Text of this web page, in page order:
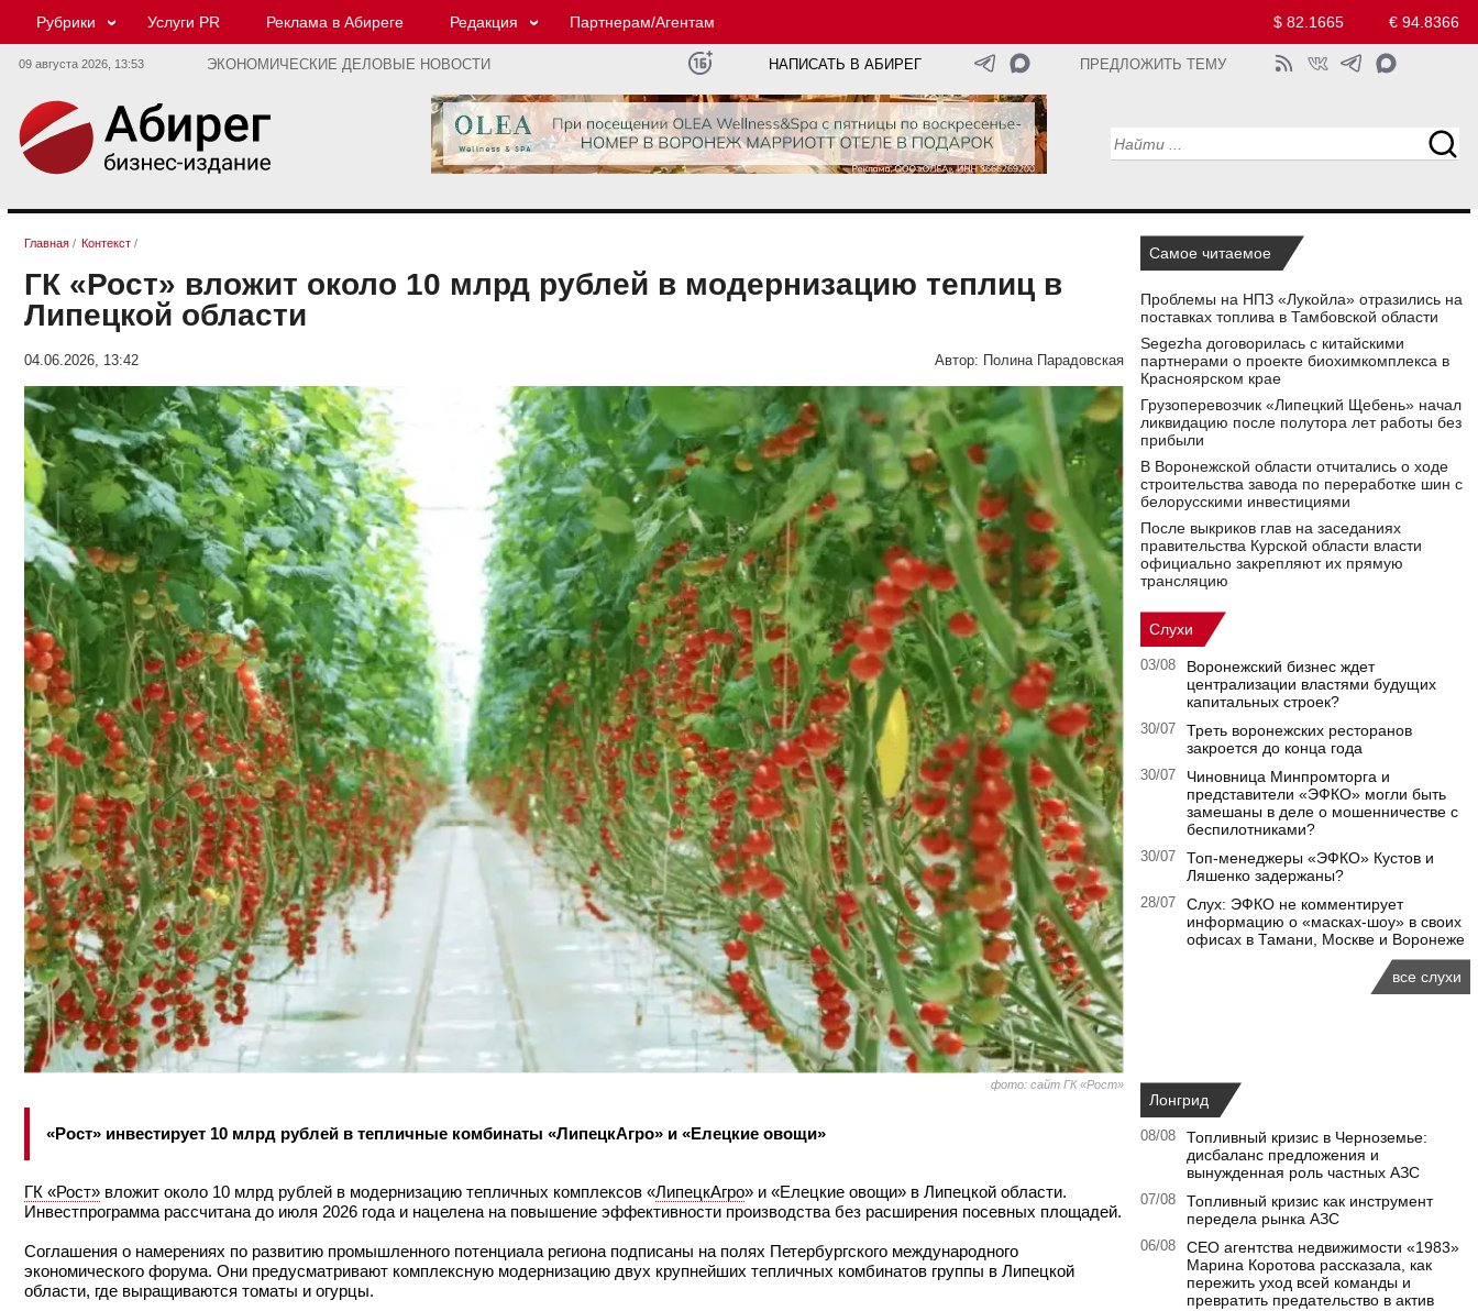
Рубрики Услуги PR Реклама в Абиреге Редакция Партнерам/Агентам $ 82.1665 € 94.8366
09 августа 2026, 13:53 ЭКОНОМИЧЕСКИЕ ДЕЛОВЫЕ НОВОСТИ НАПИСАТЬ В АБИРЕГ ПРЕДЛОЖИТЬ ТЕМУ
Главная / Контекст /
ГК «Рост» вложит около 10 млрд рублей в модернизацию теплиц в
Липецкой области
04.06.2026, 13:42 Автор: Полина Парадовская
фото: сайт ГК «Рост»
«Рост» инвестирует 10 млрд рублей в тепличные комбинаты «ЛипецкАгро» и «Елецкие овощи»
ГК «Рост» вложит около 10 млрд рублей в модернизацию тепличных комплексов «ЛипецкАгро» и «Елецкие овощи» в Липецкой области.
Инвестпрограмма рассчитана до июля 2026 года и нацелена на повышение эффективности производства без расширения посевных площадей.
Соглашения о намерениях по развитию промышленного потенциала региона подписаны на полях Петербургского международного
экономического форума. Они предусматривают комплексную модернизацию двух крупнейших тепличных комбинатов группы в Липецкой
области, где выращиваются томаты и огурцы.
Самое читаемое
Проблемы на НПЗ «Лукойла» отразились на
поставках топлива в Тамбовской области
Segezha договорилась с китайскими
партнерами о проекте биохимкомплекса в
Красноярском крае
Грузоперевозчик «Липецкий Щебень» начал
ликвидацию после полутора лет работы без
прибыли
В Воронежской области отчитались о ходе
строительства завода по переработке шин с
белорусскими инвестициями
После выкриков глав на заседаниях
правительства Курской области власти
официально закрепляют их прямую
трансляцию
Слухи
03/08
Воронежский бизнес ждет
централизации властями будущих
капитальных строек?
30/07
Треть воронежских ресторанов
закроется до конца года
30/07
Чиновница Минпромторга и
представители «ЭФКО» могли быть
замешаны в деле о мошенничестве с
беспилотниками?
30/07
Топ-менеджеры «ЭФКО» Кустов и
Ляшенко задержаны?
28/07
Слух: ЭФКО не комментирует
информацию о «масках-шоу» в своих
офисах в Тамани, Москве и Воронеже
все слухи
Лонгрид
08/08
Топливный кризис в Черноземье:
дисбаланс предложения и
вынужденная роль частных АЗС
07/08
Топливный кризис как инструмент
передела рынка АЗС
06/08
CEO агентства недвижимости «1983»
Марина Коротова рассказала, как
пережить уход всей команды и
превратить предательство в актив